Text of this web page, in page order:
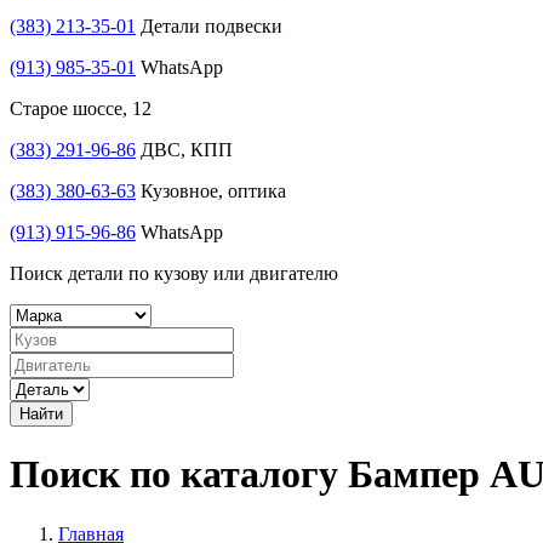
(383) 213-35-01 Детали подвески
(913) 985-35-01 WhatsApp
Старое шоссе, 12
(383) 291-96-86 ДВС, КПП
(383) 380-63-63 Кузовное, оптика
(913) 915-96-86 WhatsApp
Поиск детали по кузову или двигателю
Найти
Поиск по каталогу Бампер
Главная